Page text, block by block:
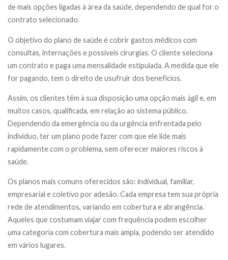
de mais opções ligadas à área da saúde, dependendo de qual for o
contrato selecionado.
O objetivo do plano de saúde é cobrir gastos médicos com
consultas, internações e possíveis cirurgias. O cliente seleciona
um contrato e paga uma mensalidade estipulada. A medida que ele
for pagando, tem o direito de usufruir dos benefícios.
Assim, os clientes têm à sua disposição uma opção mais ágil e, em
muitos casos, qualificada, em relação ao sistema público.
Dependendo da emergência ou da urgência enfrentada pelo
indivíduo, ter um plano pode fazer com que ele lide mais
rapidamente com o problema, sem oferecer maiores riscos à
saúde.
Os planos mais comuns oferecidos são: individual, familiar,
empresarial e coletivo por adesão. Cada empresa tem sua própria
rede de atendimentos, variando em cobertura e abrangência.
Aqueles que costumam viajar com frequência podem escolher
uma categoria com cobertura mais ampla, podendo ser atendido
em vários lugares.